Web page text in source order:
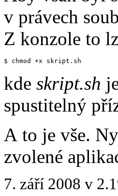
v právech
Z konzole to
$ chmod +x skript.sh
kde skript.sh
spustitelný
A to je vše.
zvolené
7. září 2008 v